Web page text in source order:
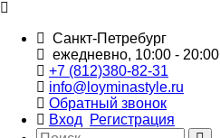
Санкт-Петребург
ежедневно, 10:00 - 20:00
+7 (812)380-82-31
info@loyminastyle.ru
Обратный звонок
Вход
Регистрация